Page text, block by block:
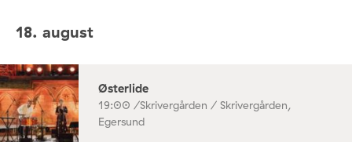
18. august
Østerlide
19:00 /Skrivergården / Skrivergården,
Egersund